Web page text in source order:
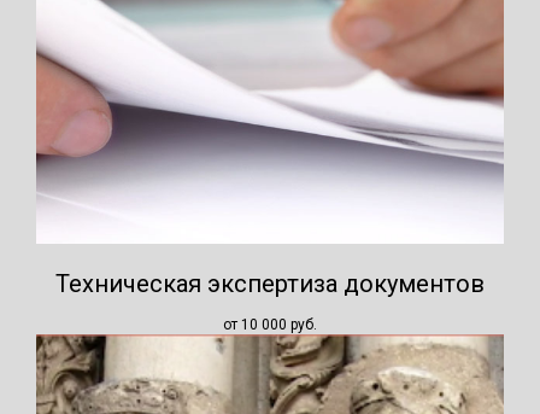
Техническая экспертиза документов
от 10 000 руб.